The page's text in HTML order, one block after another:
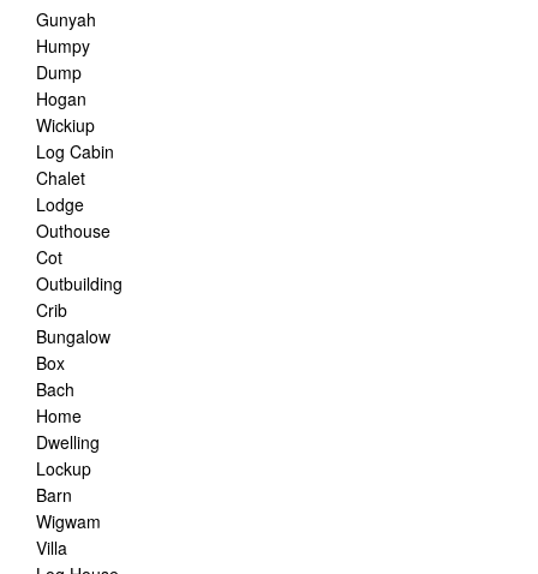
Gunyah
Humpy
Dump
Hogan
Wickiup
Log Cabin
Chalet
Lodge
Outhouse
Cot
Outbuilding
Crib
Bungalow
Box
Bach
Home
Dwelling
Lockup
Barn
Wigwam
Villa